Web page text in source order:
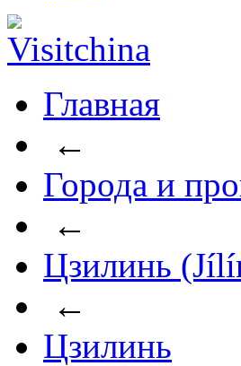
Главная
←
Города и
←
Цзилинь
←
Цзилинь